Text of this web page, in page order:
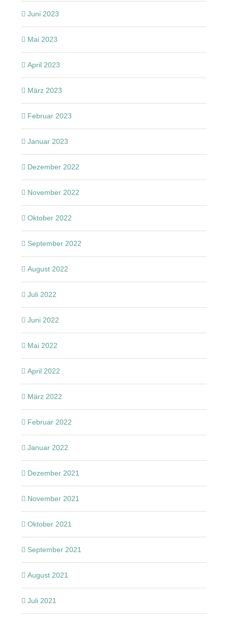
Juni 2023
Mai 2023
April 2023
März 2023
Februar 2023
Januar 2023
Dezember 2022
November 2022
Oktober 2022
September 2022
August 2022
Juli 2022
Juni 2022
Mai 2022
April 2022
März 2022
Februar 2022
Januar 2022
Dezember 2021
November 2021
Oktober 2021
September 2021
August 2021
Juli 2021